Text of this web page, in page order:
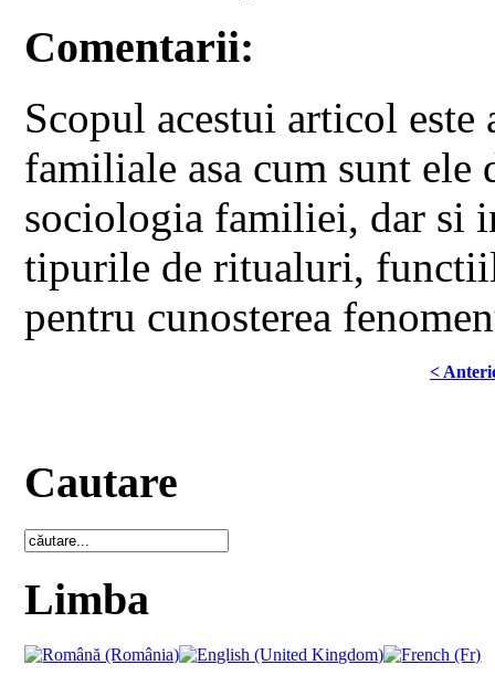
Comentarii:
Scopul acestui articol
familiale asa cum sunt ele
sociologia familiei, dar si
tipurile de ritualuri,
pentru cunosterea
<
Cautare
Limba